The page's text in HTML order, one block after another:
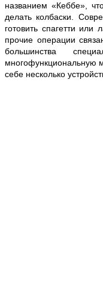
названием «Кеббе»,
делать колбаски.
готовить спагетти
прочие операции
большинства
многофункциональную
себе несколько